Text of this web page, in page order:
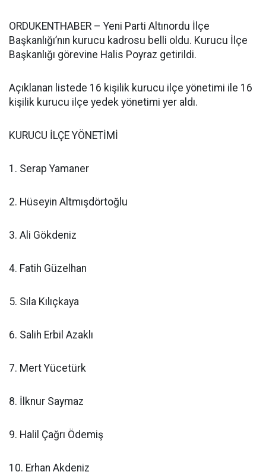
ORDUKENTHABER – Yeni Parti Altınordu İlçe
Başkanlığı’nın kurucu kadrosu belli oldu. Kurucu İlçe
Başkanlığı görevine Halis Poyraz getirildi.
Açıklanan listede 16 kişilik kurucu ilçe yönetimi ile 16
kişilik kurucu ilçe yedek yönetimi yer aldı.
KURUCU İLÇE YÖNETİMİ
1. Serap Yamaner
2. Hüseyin Altmışdörtoğlu
3. Ali Gökdeniz
4. Fatih Güzelhan
5. Sıla Kılıçkaya
6. Salih Erbil Azaklı
7. Mert Yücetürk
8. İlknur Saymaz
9. Halil Çağrı Ödemiş
10. Erhan Akdeniz